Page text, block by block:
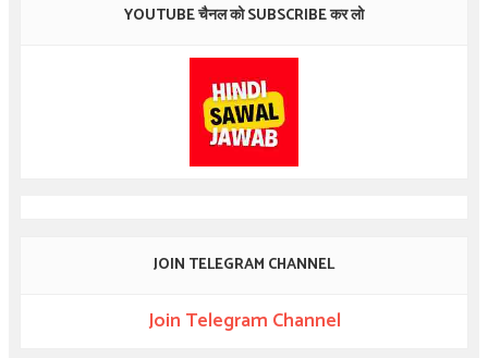
YOUTUBE चैनल को SUBSCRIBE कर लो
JOIN TELEGRAM CHANNEL
Join Telegram Channel